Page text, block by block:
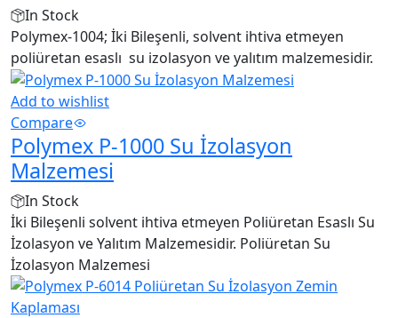
In Stock
Polymex-1004; İki Bileşenli, solvent ihtiva etmeyen
poliüretan esaslı su izolasyon ve yalıtım malzemesidir.
Add to wishlist
Compare
Polymex P-1000 Su İzolasyon
Malzemesi
In Stock
İki Bileşenli solvent ihtiva etmeyen Poliüretan Esaslı Su
İzolasyon ve Yalıtım Malzemesidir. Poliüretan Su
İzolasyon Malzemesi